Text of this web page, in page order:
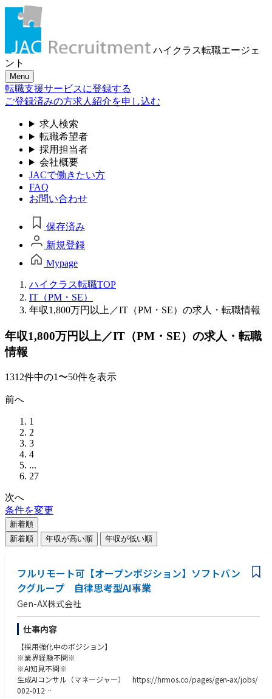
ハイクラス転職エージェ
ント
Menu
転職支援サービスに登録する
ご登録済みの方求人紹介を申し込む
求人検索
転職希望者
採用担当者
会社概要
JACで働きたい方
FAQ
お問い合わせ
保存済み
新規登録
Mypage
ハイクラス転職TOP
IT（PM・SE）
年収1,800万円以上／IT（PM・SE）の求人・転職情報
年収1,800万円以上／IT（PM・SE）の求人・転職
情報
1312件中の1〜50件を表示
前へ
1
2
3
4
...
27
次へ
条件を変更
新着順
新着順
年収が高い順 年収が低い順
フルリモート可【オープンポジション】ソフトバン
クグループ 自律思考型AI事業
Gen-AX株式会社
仕事内容
【採用強化中のポジション】
※業界経験不問※
※AI知見不問※
生成AIコンサル（マネージャー） https://hrmos.co/pages/gen-ax/jobs/
002-012